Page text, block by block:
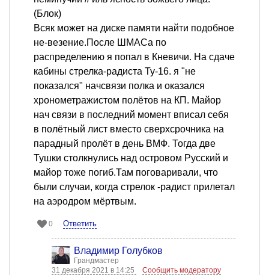
(Блок)
Всяк может на диске памяти найти подобное
не-везение.После ШМАСа по
распределению я попал в Кневичи. На сдаче
кабины стрелка-радиста Ту-16. я "не
показался" начсвязи полка и оказался
хронометражистом полётов на КП. Майор
нач связи в последний момент вписал себя
в полётный лист вместо сверхсрочника на
парадный пролёт в день ВМФ. Тогда две
Тушки столкнулись над островом Русский и
майор тоже погиб.Там поговаривали, что
были случаи, когда стрелок -радист прилетал
на аэродром мёртвым.
0 Ответить
Владимир Голубков
Грандмастер
31 декабря 2021 в 14:25
Сообщить модератору